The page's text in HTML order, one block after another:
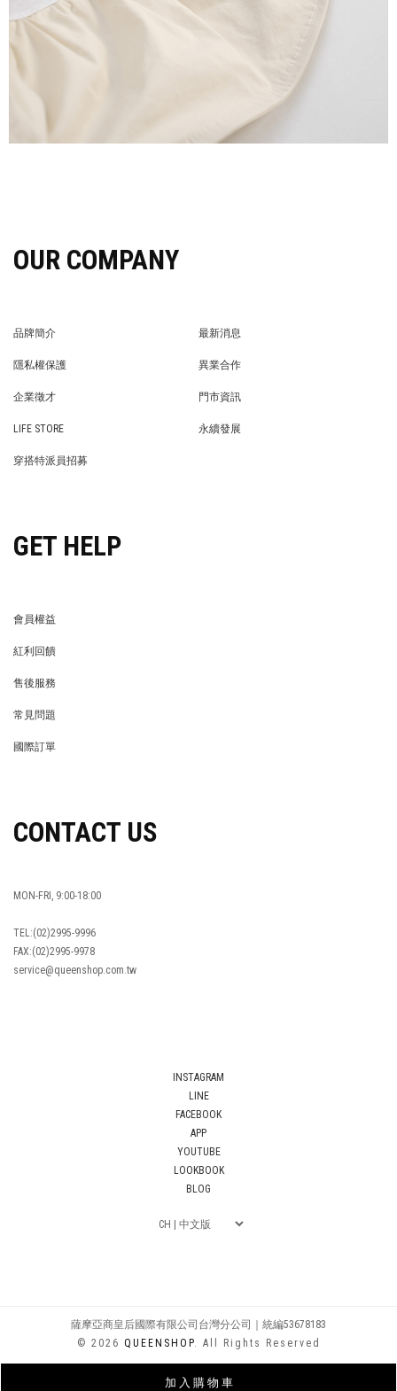
加 入 購 物 車
OUR COMPANY
品牌簡介
最新消息
隱私權保護
異業合作
企業徵才
門市資訊
LIFE STORE
永續發展
穿搭特派員招募
GET HELP
會員權益
紅利回饋
售後服務
常見問題
國際訂單
CONTACT US
MON-FRI, 9:00-18:00
TEL:(02)2995-9996
FAX:(02)2995-9978
service@queenshop.com.tw
INSTAGRAM
LINE
FACEBOOK
APP
YOUTUBE
LOOKBOOK
BLOG
薩摩亞商皇后國際有限公司台灣分公司｜統編53678183
© 2026 QUEENSHOP. All Rights Reserved